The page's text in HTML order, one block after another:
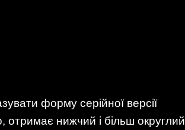
форму серійної версії
отримає нижчий і більш округлий